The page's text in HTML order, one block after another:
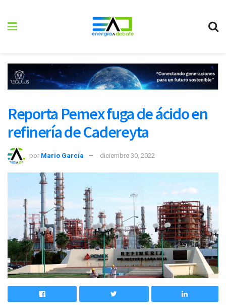
Reporta Pemex fuga de ácido en
refinería de Cadereyta
por Mario García diciembre 30, 2022